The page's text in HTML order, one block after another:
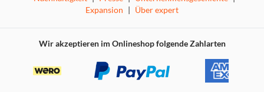
Funktionen durch seine schlanken Abmessungen sehr
Walnuss-Maserung das Audiosystem zum Hingucker auf
Expansion | Über expert
Wir akzeptieren im Onlineshop folgende Zahlarten